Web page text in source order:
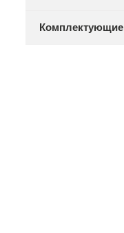
Комплектующие